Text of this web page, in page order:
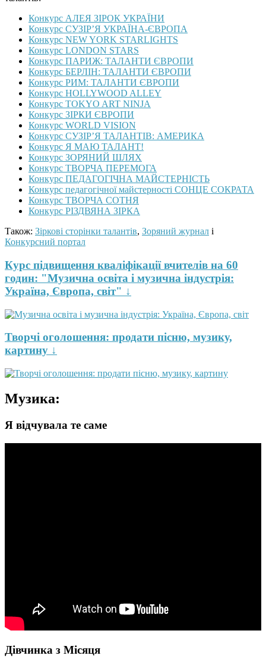
Конкурс АЛЕЯ ЗІРОК УКРАЇНИ
Конкурс СУЗІР’Я УКРАЇНА-ЄВРОПА
Конкурс NEW YORK STARLIGHTS
Конкурс LONDON STARS
Конкурс ПАРИЖ: ТАЛАНТИ ЄВРОПИ
Конкурс БЕРЛІН: ТАЛАНТИ ЄВРОПИ
Конкурс РИМ: ТАЛАНТИ ЄВРОПИ
Конкурс HOLLYWOOD ALLEY
Конкурс TOKYO ART NINJA
Конкурс ЗІРКИ ЄВРОПИ
Конкурс WORLD VISION
Конкурс СУЗІР’Я ТАЛАНТІВ: АМЕРИКА
Конкурс Я МАЮ ТАЛАНТ!
Конкурс ЗОРЯНИЙ ШЛЯХ
Конкурс ТВОРЧА ПЕРЕМОГА
Конкурс ПЕДАГОГІЧНА МАЙСТЕРНІСТЬ
Конкурс педагогічної майстерності СОНЦЕ СОКРАТА
Конкурс ТВОРЧА СОТНЯ
Конкурс РІЗДВЯНА ЗІРКА
Також: Зіркові сторінки талантів, Зоряний журнал і
Конкурсний портал
Курс підвищення кваліфікації вчителів на 60
годин: "Музична освіта і музична індустрія:
Україна, Європа, світ" ↓
Творчі оголошення: продати пісню, музику,
картину ↓
Музика:
Я відчувала те саме
Дівчинка з Місяця